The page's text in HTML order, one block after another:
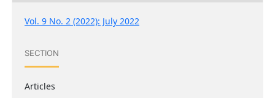
Vol. 9 No. 2 (2022): July 2022
SECTION
Articles